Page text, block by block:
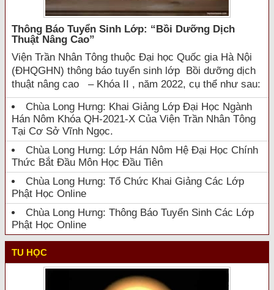
Thông Báo Tuyển Sinh Lớp: “bồi Dưỡng Dịch
Thuật Nâng Cao”
Viện Trần Nhân Tông thuộc Đại học Quốc gia Hà Nội
(ĐHQGHN) thông báo tuyển sinh lớp Bồi dưỡng dịch
thuật nâng cao – Khóa II , năm 2022, cụ thể như sau:
Chùa Long Hưng: Khai Giảng Lớp Đại Học Ngành
Hán Nôm Khóa QH-2021-X Của Viện Trần Nhân Tông
Tại Cơ Sở Vĩnh Ngọc.
Chùa Long Hưng: Lớp Hán Nôm Hệ Đại Học Chính
Thức Bắt Đầu Môn Học Đầu Tiên
Chùa Long Hưng: Tổ Chức Khai Giảng Các Lớp
Phật Học Online
Chùa Long Hưng: Thông Báo Tuyển Sinh Các Lớp
Phật Học Online
TU HỌC